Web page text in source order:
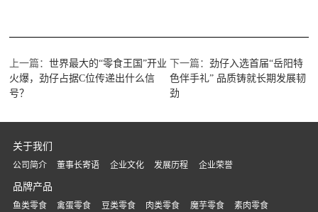
上一篇：世界最大的“零食王国”开业
火爆，劲仔占据C位传递出什么信
号？
下一篇： 劲仔入选首届“岳阳特
色伴手礼” 品质铸就长期发展韧
劲
关于我们
公司简介 董事长寄语 企业文化 发展历程 企业荣誉
品牌产品
鱼类零食 禽蛋零食 豆类零食 肉类零食 魔芋零食 素肉零食